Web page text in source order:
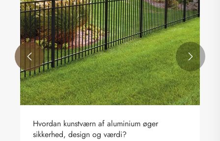
Hvordan kunstværn af aluminium øger
sikkerhed, design og værdi?
 